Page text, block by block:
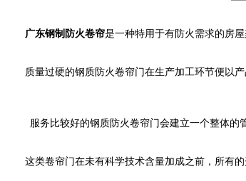
广东钢制防火卷帘是一种特用于有防火需求的房
质量过硬的钢质防火卷帘门在生产加工环节便以产
服务比较好的钢质防火卷帘门会建立一个整体的管
这类卷帘门在未有科学技术含量加成之前，所有的